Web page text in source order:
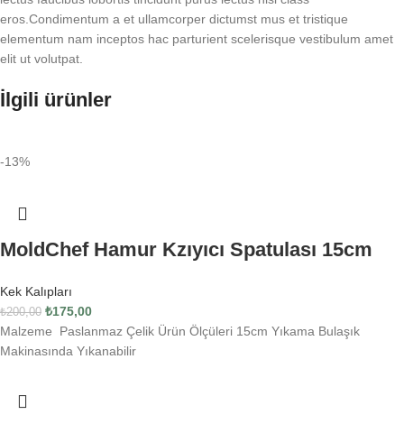
eros.Condimentum a et ullamcorper dictumst mus et tristique
elementum nam inceptos hac parturient scelerisque vestibulum amet
elit ut volutpat.
İlgili ürünler
-13%
MoldChef Hamur Kzıyıcı Spatulası 15cm
Kek Kalıpları
₺200,00 ₺175,00
Malzeme Paslanmaz Çelik Ürün Ölçüleri 15cm Yıkama Bulaşık
Makinasında Yıkanabilir